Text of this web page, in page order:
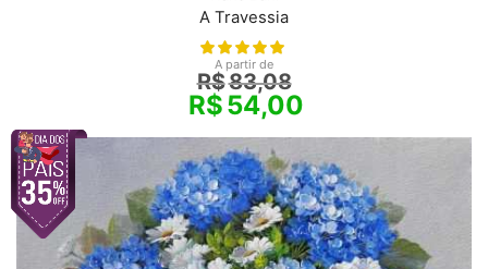
A Travessia
A partir de
R$83,08
R$54,00